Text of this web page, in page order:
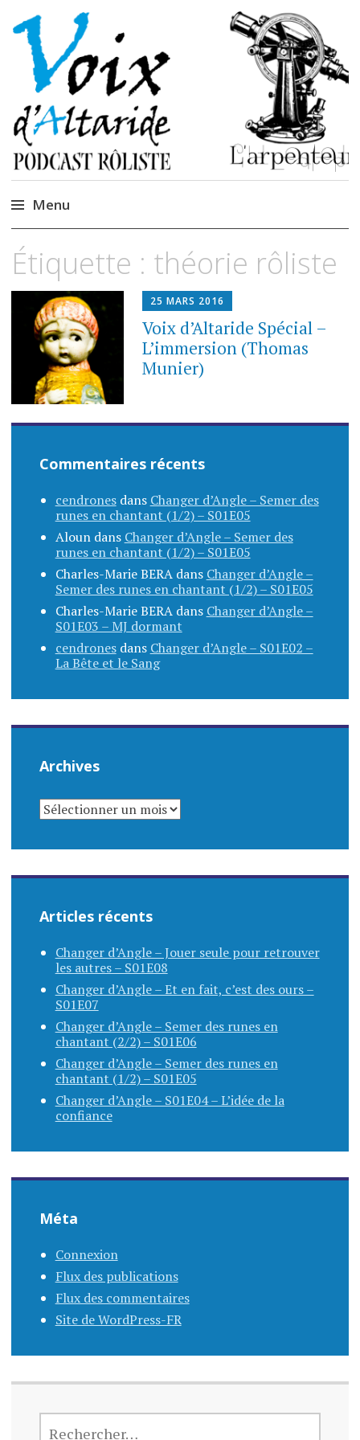
La caverne de
Cendrones
Podcastem et Jidèrenses
Menu
au
contenu
Étiquette : théorie rôliste
25 MARS 2016
Voix d’Altaride Spécial –
L’immersion (Thomas
Munier)
Commentaires récents
cendronesdans Changer d’Angle – Semer des
runes en chantant (1/2) – S01E05
Aloundans Changer d’Angle – Semer des
runes en chantant (1/2) – S01E05
Charles-Marie BERAdans Changer d’Angle –
Semer des runes en chantant (1/2) – S01E05
Charles-Marie BERAdans Changer d’Angle –
S01E03 – MJ dormant
cendronesdans Changer d’Angle – S01E02 –
La Bête et le Sang
Archives
ARCHIVES
Articles récents
Changer d’Angle – Jouer seule pour retrouver
les autres – S01E08
Changer d’Angle – Et en fait, c’est des ours –
S01E07
Changer d’Angle – Semer des runes en
chantant (2/2) – S01E06
Changer d’Angle – Semer des runes en
chantant (1/2) – S01E05
Changer d’Angle – S01E04 – L’idée de la
confiance
Méta
Connexion
Flux des publications
Flux des commentaires
Site de WordPress-FR